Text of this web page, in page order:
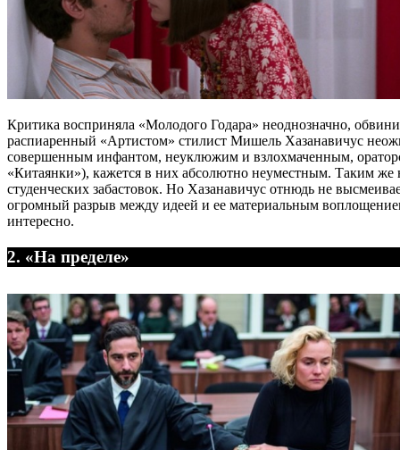
Критика восприняла «Молодого Годара» неоднозначно,
распиаренный «Артистом» стилист Мишель Хазанавичус
совершенным инфантом, неуклюжим и взлохмаченным,
«Китаянки»), кажется в них абсолютно неуместным. Таким же
студенческих забастовок. Но Хазанавичус отнюдь не
огромный разрыв между идеей и ее материальным
интересно.
2. «На пределе»